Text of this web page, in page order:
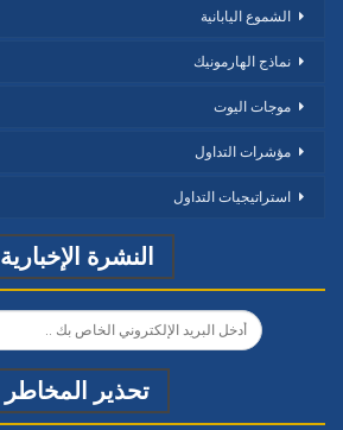
الشموع اليابانية
نماذج الهارمونيك
موجات اليوت
مؤشرات التداول
استراتيجيات التداول
النشرة الإخبارية
تحذير المخاطر